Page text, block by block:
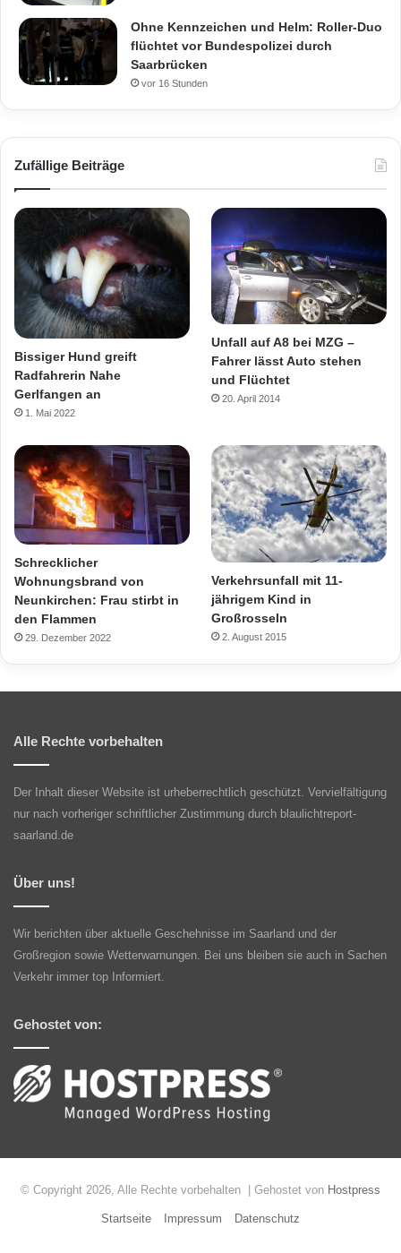
Ohne Kennzeichen und Helm: Roller-Duo
flüchtet vor Bundespolizei durch
Saarbrücken
vor 16 Stunden
Zufällige Beiträge
Bissiger Hund greift
Radfahrerin Nahe
Gerlfangen an
1. Mai 2022
Unfall auf A8 bei MZG –
Fahrer lässt Auto stehen
und Flüchtet
20. April 2014
Schrecklicher
Wohnungsbrand von
Neunkirchen: Frau stirbt in
den Flammen
29. Dezember 2022
Verkehrsunfall mit 11-
jährigem Kind in
Großrosseln
2. August 2015
Alle Rechte vorbehalten
Der Inhalt dieser Website ist urheberrechtlich geschützt. Vervielfältigung
nur nach vorheriger schriftlicher Zustimmung durch blaulichtreport-
saarland.de
Über uns!
Wir berichten über aktuelle Geschehnisse im Saarland und der
Großregion sowie Wetterwarnungen. Bei uns bleiben sie auch in Sachen
Verkehr immer top Informiert.
Gehostet von:
© Copyright 2026, Alle Rechte vorbehalten | Gehostet von Hostpress
Startseite Impressum Datenschutz